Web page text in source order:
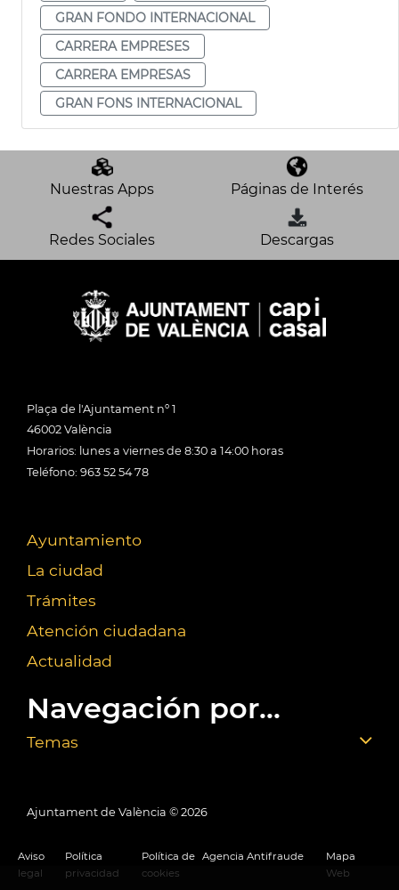
GRAN FONDO INTERNACIONAL
CARRERA EMPRESES
CARRERA EMPRESAS
GRAN FONS INTERNACIONAL
Nuestras Apps Páginas de Interés
Redes Sociales Descargas
Plaça de l'Ajuntament nº 1
46002 València
Horarios: lunes a viernes de 8:30 a 14:00 horas
Teléfono: 963 52 54 78
Ayuntamiento
La ciudad
Trámites
Atención ciudadana
Actualidad
Navegación por...
Temas
Ajuntament de València © 2026
Aviso
legal
Política
privacidad
Política de
cookies
Agencia Antifraude
Mapa
Web